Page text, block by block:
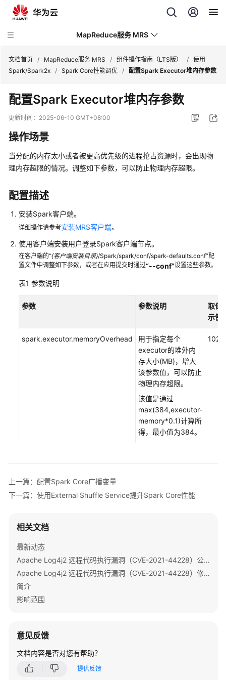
MapReduce服务 MRS
最
新
动
务
公
品
介
计
说
入
南
（LTS
使
用
使
用
DBService
用
使
文档首页 / MapReduce服务 MRS / 组件操作指南（LTS版） / 使用
Spark/Spark2x / Spark Core性能调优 / 配置Spark Executor堆内存参数
配置Spark Executor堆内存参数
更新时间： 2025-06-10 GMT+08:00
操作场景
当分配的内存太小或者被更高优先级的进程抢占资源时，会出现物
理内存超限的情况。调整如下参数，可以防止物理内存超限。
配置描述
安装Spark客户端。
详细操作请参考安装MRS客户端。
使用客户端安装用户登录Spark客户端节点。
在客户端的“{客户端安装目录}/Spark/spark/conf/spark-defaults.conf”配
置文件中调整如下参数，或者在应用提交时通过“--conf”设置这些参数。
表1 参数说明
参数 参数说明
取值
示例
spark.executor.memoryOverhead
用于指定每个
executor的堆外内
存大小(MB)，增大
该参数值，可以防止
物理内存超限。
该值是通过
max(384,executor-
memory*0.1)计算所
得，最小值为384。
1024
上一篇：配置Spark Core广播变量
下一篇：使用External Shuffle Service提升Spark Core性能
相关文档
最新动态
Apache Log4j2 远程代码执行漏洞（CVE-2021-44228）公告
Apache Log4j2 远程代码执行漏洞（CVE-2021-44228）修复指导
简介
影响范围
意见反馈
文档内容是否对您有帮助？
提供反馈